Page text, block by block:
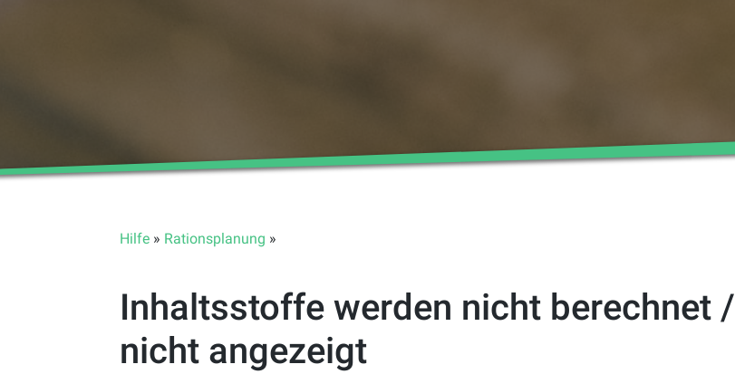
Hilfe » Rationsplanung »
Inhaltsstoffe werden nicht berechnet /
nicht angezeigt